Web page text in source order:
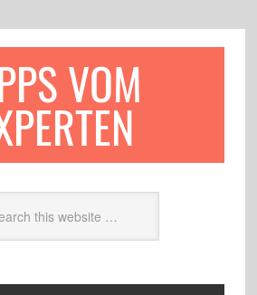
VOM